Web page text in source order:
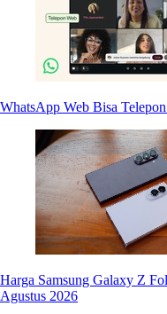
WhatsApp Web Bisa
Harga Samsung Galaxy Z
Agustus 2026